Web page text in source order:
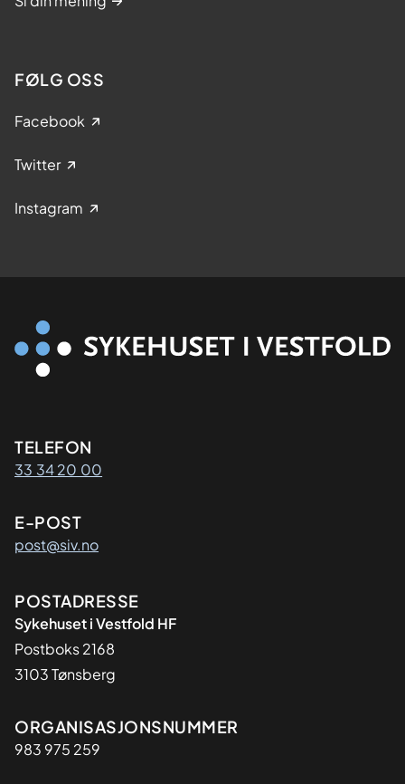
FØLG OSS
Facebook
Twitter
Instagram
Kontaktinformasjon
TELEFON
33 34 20 00
E-POST
post@siv.no
Adresse
POSTADRESSE
Sykehuset i Vestfold HF
Postboks 2168
3103 Tønsberg
Organisasjon
ORGANISASJONSNUMMER
983 975 259